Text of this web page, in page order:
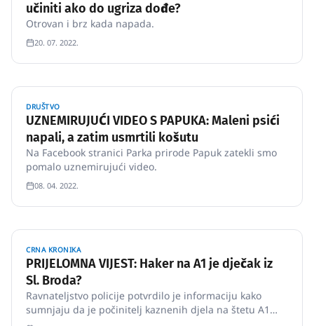
učiniti ako do ugriza dođe?
Otrovan i brz kada napada.
20. 07. 2022.
DRUŠTVO
UZNEMIRUJUĆI VIDEO S PAPUKA: Maleni psići
napali, a zatim usmrtili košutu
Na Facebook stranici Parka prirode Papuk zatekli smo
pomalo uznemirujući video.
08. 04. 2022.
CRNA KRONIKA
PRIJELOMNA VIJEST: Haker na A1 je dječak iz
Sl. Broda?
Ravnateljstvo policije potvrdilo je informaciju kako
sumnjaju da je počinitelj kaznenih djela na štetu A1